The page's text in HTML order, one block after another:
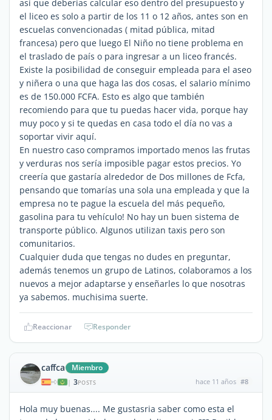
así que deberías calcular eso dentro del presupuesto y
el liceo es solo a partir de los 11 o 12 años, antes son en
escuelas convencionadas ( mitad pública, mitad
francesa) pero que luego El Niño no tiene problema en
el traslado de país o para ingresar a un liceo francés.
Existe la posibilidad de conseguir empleada para el aseo
y niñera o una que haga las dos cosas, el salario mínimo
es de 150.000 FCFA. Esto es algo que también
recomiendo para que tu puedas hacer vida, porque hay
muy poco y si te quedas en casa todo el día no vas a
soportar vivir aquí.
En nuestro caso compramos importado menos las frutas
y verduras nos sería imposible pagar estos precios. Yo
creería que gastaría alrededor de Dos millones de Fcfa,
pensando que tomarías una sola una empleada y que la
empresa no te pague la escuela del más pequeño,
gasolina para tu vehículo! No hay un buen sistema de
transporte público. Algunos utilizan taxis pero son
comunitarios.
Cualquier duda que tengas no dudes en preguntar,
además tenemos un grupo de Latinos, colaboramos a los
nuevos a mejor adaptarse y enseñarles lo que nosotras
ya sabemos. muchisima suerte.
Reaccionar Responder
caffca Miembro
| 3POSTS hace 11 años #8
Hola muy buenas.... Me gustasria saber como esta el